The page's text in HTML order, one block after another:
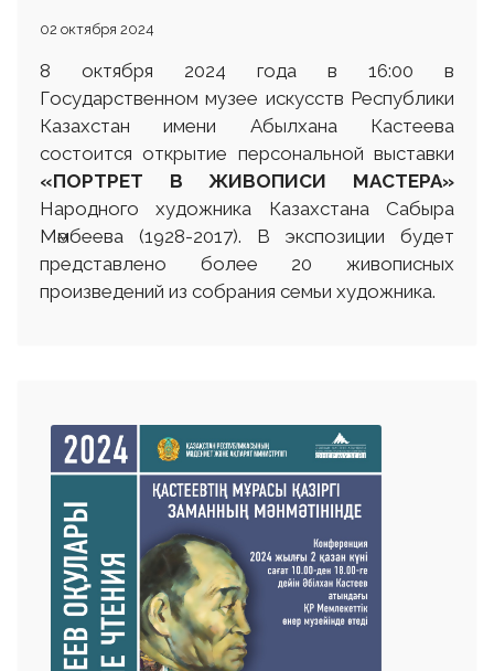
02 октября 2024
8 октября 2024 года в 16:00 в
Государственном музее искусств Республики
Казахстан имени Абылхана Кастеева
состоится открытие персональной выставки
«ПОРТРЕТ В ЖИВОПИСИ МАСТЕРА»
Народного художника Казахстана Сабыра
Мәмбеева (1928-2017). В экспозиции будет
представлено более 20 живописных
произведений из собрания семьи художника.